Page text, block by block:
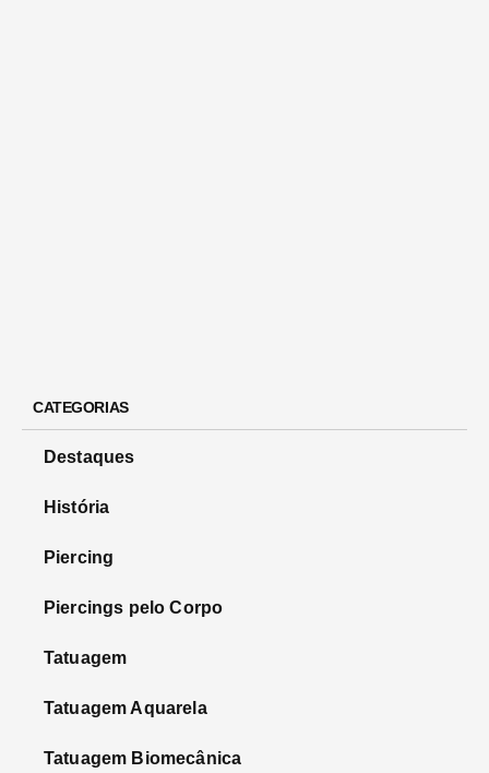
CATEGORIAS
Destaques
História
Piercing
Piercings pelo Corpo
Tatuagem
Tatuagem Aquarela
Tatuagem Biomecânica